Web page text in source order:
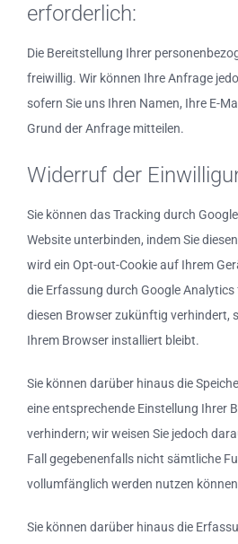
erforderlich:
Die Bereitstellung Ihrer
freiwillig. Wir können Ihre Anfrage
sofern Sie uns Ihren Namen, Ihre E-
Grund der Anfrage mitteilen.
Widerruf der
Sie können das Tracking durch
Website unterbinden, indem Sie
wird ein Opt-out-Cookie auf Ihrem
die Erfassung durch Google
diesen Browser zukünftig verhindert,
Ihrem Browser installiert bleibt.
Sie können darüber hinaus die
eine entsprechende Einstellung Ihrer
verhindern; wir weisen Sie jedoch
Fall gegebenenfalls nicht sämtliche
vollumfänglich werden nutzen
Sie können darüber hinaus die